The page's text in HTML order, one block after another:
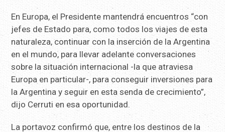
En Europa, el Presidente mantendrá encuentros “con
jefes de Estado para, como todos los viajes de esta
naturaleza, continuar con la inserción de la Argentina
en el mundo, para llevar adelante conversaciones
sobre la situación internacional -la que atraviesa
Europa en particular-, para conseguir inversiones para
la Argentina y seguir en esta senda de crecimiento”,
dijo Cerruti en esa oportunidad.
La portavoz confirmó que, entre los destinos de la